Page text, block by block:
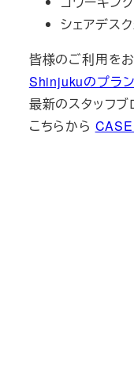
シェアデス
皆様のご利用を
Shinjukuのプラン
最新のスタッフ
こちらから